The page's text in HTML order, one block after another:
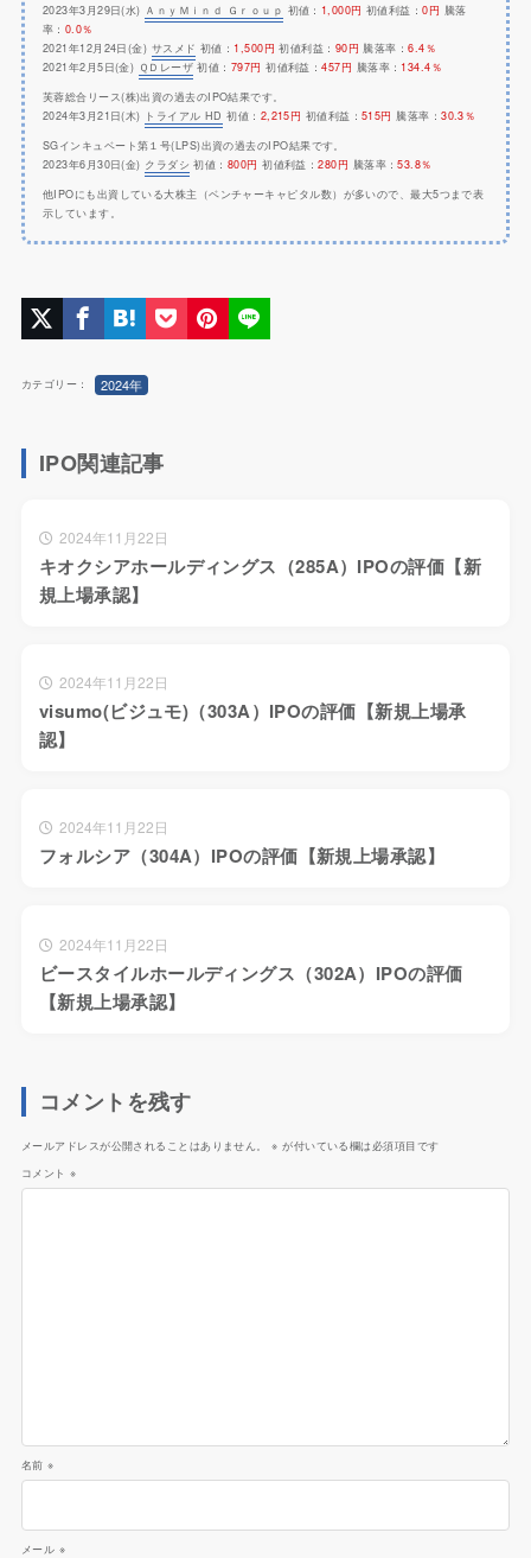
2023年3月29日(水) ＡｎｙＭｉｎｄ Ｇｒｏｕｐ 初値： 1,000円 初値利益：0円 騰落
率： 0.0％
2021年12月24日(金) サスメド 初値： 1,500円 初値利益： 90円 騰落率：6.4％
2021年2月5日(金) ＱＤレーザ 初値： 797円 初値利益：457円 騰落率： 134.4％
芙蓉総合リース(株)出資の過去のIPO結果です。
2024年3月21日(木) トライアル HD 初値： 2,215円 初値利益：515円 騰落率：30.3％
SGインキュベート第１号(LPS)出資の過去のIPO結果です。
2023年6月30日(金) クラダシ 初値： 800円 初値利益：280円 騰落率：53.8％
他IPOにも出資している大株主（ベンチャーキャピタル数）が多いので、最大5つまで表
示しています。
カテゴリー： 2024年
IPO関連記事
2024年11月22日
キオクシアホールディングス（285A）IPOの評価【新
規上場承認】
2024年11月22日
visumo(ビジュモ)（303A）IPOの評価【新規上場承
認】
2024年11月22日
フォルシア（304A）IPOの評価【新規上場承認】
2024年11月22日
ビースタイルホールディングス（302A）IPOの評価
【新規上場承認】
コメントを残す
メールアドレスが公開されることはありません。 ※ が付いている欄は必須項目です
コメント※
名前※
メール ※